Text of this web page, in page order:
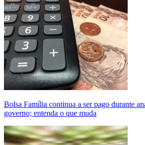
Bolsa Família continua a ser pago durante
governo; entenda o que muda